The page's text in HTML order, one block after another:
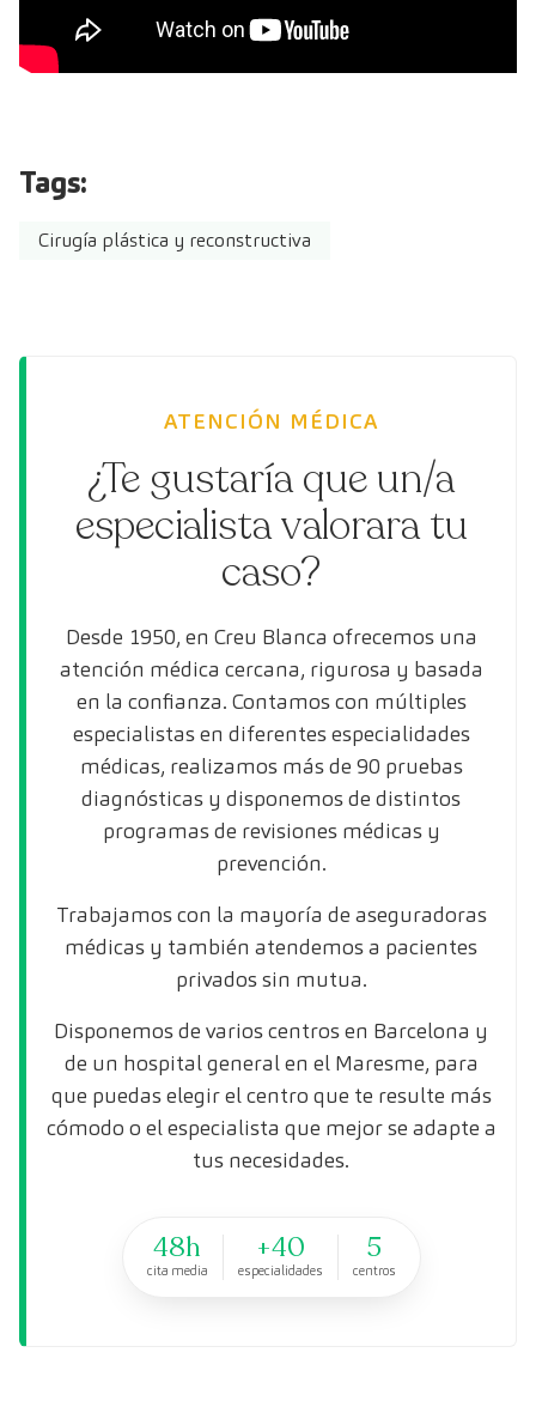
Tags:
Cirugía plástica y reconstructiva
ATENCIÓN MÉDICA
¿Te gustaría que un/a
especialista valorara tu
caso?
Desde 1950, en Creu Blanca ofrecemos una
atención médica cercana, rigurosa y basada
en la confianza. Contamos con múltiples
especialistas en diferentes especialidades
médicas, realizamos más de 90 pruebas
diagnósticas y disponemos de distintos
programas de revisiones médicas y
prevención.
Trabajamos con la mayoría de aseguradoras
médicas y también atendemos a pacientes
privados sin mutua.
Disponemos de varios centros en Barcelona y
de un hospital general en el Maresme, para
que puedas elegir el centro que te resulte más
cómodo o el especialista que mejor se adapte a
tus necesidades.
48h
cita media
+40
especialidades
5
centros